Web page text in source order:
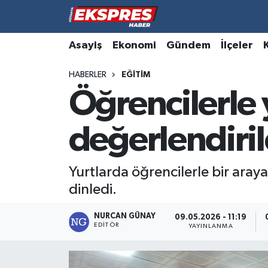
Asayiş Ekonomi Gündem İlçeler
HABERLER EĞITIM
Öğrencilerle
Yurtlarda öğrencilerle bir
dinledi.
NURCAN GÜNAY
EDITÖR
09.05.2026 - 11:19
YAYINLANMA
Altıntaş
Aslanapa
Biyografiler
Domaniç
Hava Durumu
Trafik Durumu
Süper Lig Puan Durumu ve Fikstür
Tüm Manşetler
Son Dakika Haberleri